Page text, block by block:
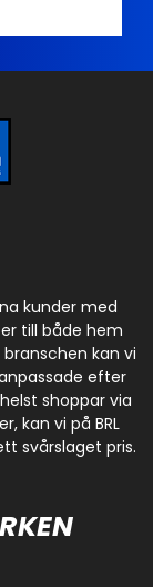
kunder med
till både hem
kan vi
efter
shoppar via
kan vi på BRL
svårslaget pris.